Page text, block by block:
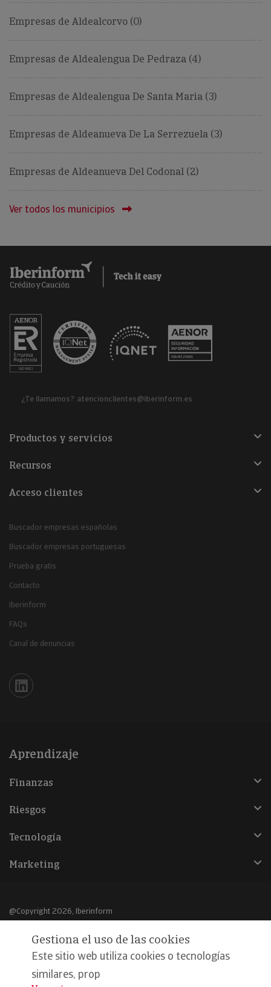
Empresas de Aldealcorvo (0)
Empresas de Aldealengua De Pedraza (4)
Empresas de Aldealengua De Santa Maria (3)
Empresas de Aldeanueva De La Serrezuela (3)
Empresas de Aldeanueva Del Codonal (2)
Ver todos los municipios
¿Te llamamos? atencionclientes@iberinform.es
Productos y servicios
Recursos
Acceso clientes
Buscador empresas españolas
Buscador empresas portuguesas
Prueba gratis
Contacto
Iberinform
FAQs
Canal de denuncias
Iberinform en Linkedin
Aprendizaje
Finanzas
Riesgos
Tecnología
Marketing
@Copyright 2026, Iberinform
Aviso legal
Política de cookies
Declaración de privacidad
Gestiona el uso de las cookies
Este sitio web utiliza cookies o tecnologías
similares, prop